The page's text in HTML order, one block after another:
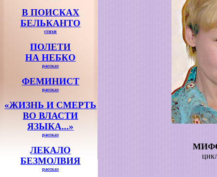
В ПОИСКАХ
БЕЛЬКАНТО
стихи
ПОЛЕТИ
НА НЕБКО
рассказ
ФЕМИНИСТ
рассказ
«ЖИЗНЬ И СМЕРТЬ
ВО ВЛАСТИ
ЯЗЫКА...»
рассказ
ЛЕКАЛО
БЕЗМОЛВИЯ
рассказ